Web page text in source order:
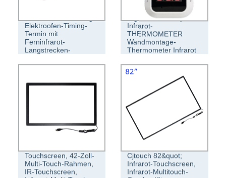
Elektroofen-Timing-
Termin mit
Ferninfrarot-
Langstrecken-
Digital K3 Infrarojo
Infrarot-
THERMOMETER
Wandmontage-
Thermometer Infrarot
Touchscreen, 42-Zoll-
Multi-Touch-Rahmen,
IR-Touchscreen,
Cjtouch 82&quot;
Infrarot-Touchscreen,
Infrarot-Multitouch-